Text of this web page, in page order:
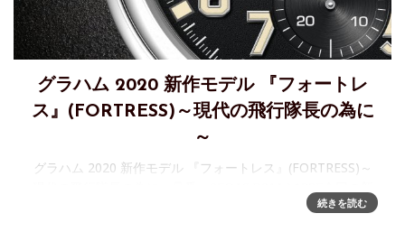
グラハム 2020 新作モデル 『フォートレ
ス』(FORTRESS)～現代の飛行隊長の為に
～
グラハム 2020 新作モデル 『フォートレス』(FORTRESS)～
作「フォートレス」は、通常のクロノファイターとは異なる
続きを読む